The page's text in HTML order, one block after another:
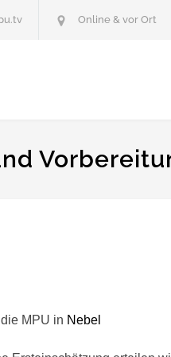
Online & vor Ort
MPU in Nebel